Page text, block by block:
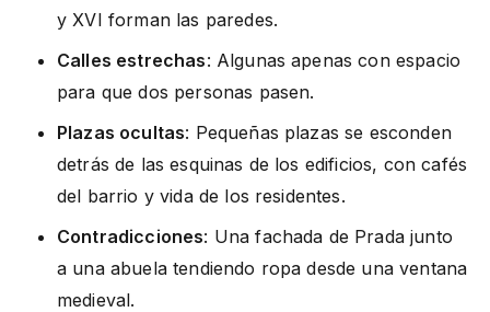
y XVI forman las paredes.
Calles estrechas: Algunas apenas con espacio
para que dos personas pasen.
Plazas ocultas: Pequeñas plazas se esconden
detrás de las esquinas de los edificios, con cafés
del barrio y vida de los residentes.
Contradicciones: Una fachada de Prada junto
a una abuela tendiendo ropa desde una ventana
medieval.